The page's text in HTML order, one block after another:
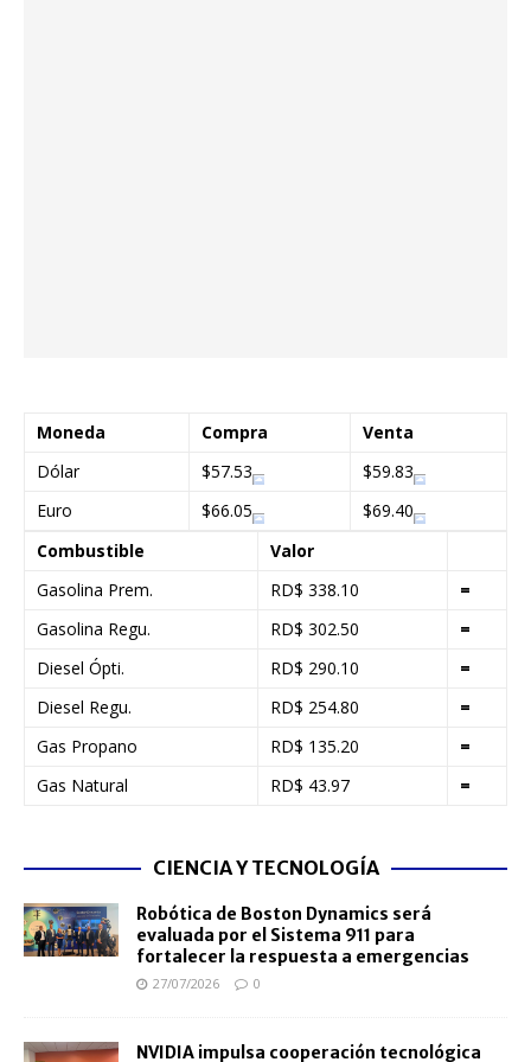
Moneda Compra
Venta
Dólar
$57.53
$59.83
Euro
$66.05
$69.40
Combustible
Valor
Gasolina Prem.
RD$ 338.10
=
Gasolina Regu.
RD$ 302.50
=
Diesel Ópti.
RD$ 290.10
=
Diesel Regu.
RD$ 254.80
=
Gas Propano
RD$ 135.20
=
Gas Natural
RD$ 43.97 =
CIENCIA Y TECNOLOGÍA
Robótica de Boston Dynamics será
evaluada por el Sistema 911 para
fortalecer la respuesta a emergencias
27/07/2026 0
NVIDIA impulsa cooperación tecnológica